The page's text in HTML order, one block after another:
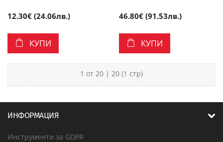
12.30€ (24.06лв.)
КУПИ
46.80€ (91.53лв.)
КУПИ
1 от 20 | 20 (1 стр)
ИНФОРМАЦИЯ
Инструменти за GDPR